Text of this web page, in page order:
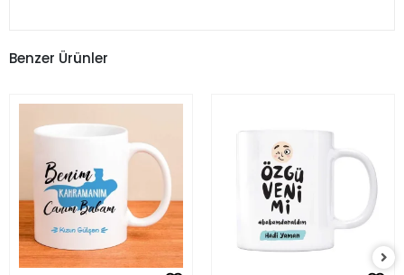
Benzer Ürünler